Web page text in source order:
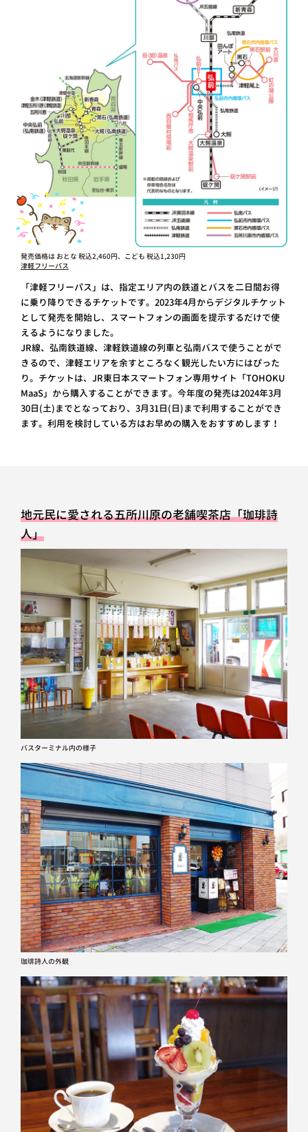
発売価格は おとな 税込2,460円、こども 税込1,230円
津軽フリーパス
「津軽フリーパス」は、指定エリア内の鉄道とバスを二日間お得
に乗り降りできるチケットです。2023年4月からデジタルチケット
として発売を開始し、スマートフォンの画面を提示するだけで使
えるようになりました。
JR線、弘南鉄道線、津軽鉄道線の列車と弘南バスで使うことがで
きるので、津軽エリアを余すところなく観光したい方にはぴった
り。チケットは、JR東日本スマートフォン専用サイト「TOHOKU
MaaS」から購入することができます。今年度の発売は2024年3月
30日(土)までとなっており、3月31日(日)まで利用することができ
ます。利用を検討している方はお早めの購入をおすすめします！
地元民に愛される五所川原の老舗喫茶店「珈琲詩
人」
バスターミナル内の様子
珈琲詩人の外観